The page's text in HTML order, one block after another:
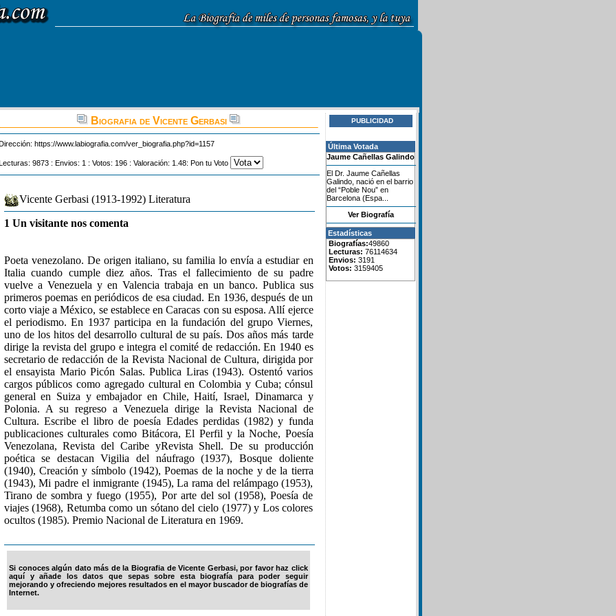
Biografia de Vicente Gerbasi
https://www.labiografia.com/ver_biografia.php?id=1157
9873 : Envios: 1 : Votos: 196 : Valoración: 1.48: Pon tu Voto
Vicente Gerbasi (1913-1992) Literatura
1 Un visitante nos comenta
Poeta venezolano. De origen italiano, su familia lo envía a estudiar en
Italia cuando cumple diez años. Tras el fallecimiento de su padre
vuelve a Venezuela y en Valencia trabaja en un banco. Publica sus
primeros poemas en periódicos de esa ciudad. En 1936, después de un
corto viaje a México, se establece en Caracas con su esposa. Allí ejerce
el periodismo. En 1937 participa en la fundación del grupo Viernes,
uno de los hitos del desarrollo cultural de su país. Dos años más tarde
dirige la revista del grupo e integra el comité de redacción. En 1940 es
secretario de redacción de la Revista Nacional de Cultura, dirigida por
el ensayista Mario Picón Salas. Publica Liras (1943). Ostentó varios
cargos públicos como agregado cultural en Colombia y Cuba; cónsul
general en Suiza y embajador en Chile, Haití, Israel, Dinamarca y
Polonia. A su regreso a Venezuela dirige la Revista Nacional de
Cultura. Escribe el libro de poesía Edades perdidas (1982) y funda
publicaciones culturales como Bitácora, El Perfil y la Noche, Poesía
Venezolana, Revista del Caribe yRevista Shell. De su producción
poética se destacan Vigilia del náufrago (1937), Bosque doliente
(1940), Creación y símbolo (1942), Poemas de la noche y de la tierra
(1943), Mi padre el inmigrante (1945), La rama del relámpago (1953),
Tirano de sombra y fuego (1955), Por arte del sol (1958), Poesía de
viajes (1968), Retumba como un sótano del cielo (1977) y Los colores
ocultos (1985). Premio Nacional de Literatura en 1969.
Si conoces algún dato más de la Biografia de Vicente Gerbasi, por favor haz click
aquí y añade los datos que sepas sobre esta biografía para poder seguir
mejorando y ofreciendo mejores resultados en el mayor buscador de biografías de
Internet.
PUBLICIDAD
Última Votada
Jaume Cañellas Galindo
El Dr. Jaume Cañellas
Galindo, nació en el barrio
del “Poble Nou” en
Barcelona (Espa...
Ver Biografía
Estadísticas
Biografías:49860
Lecturas: 76114634
Envios: 3191
Votos: 3159405